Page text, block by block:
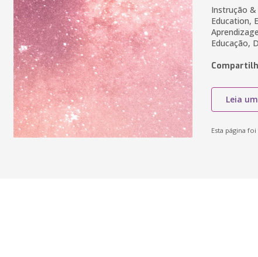
Instrução &
Education,
Educação,
Leia
Esta página foi